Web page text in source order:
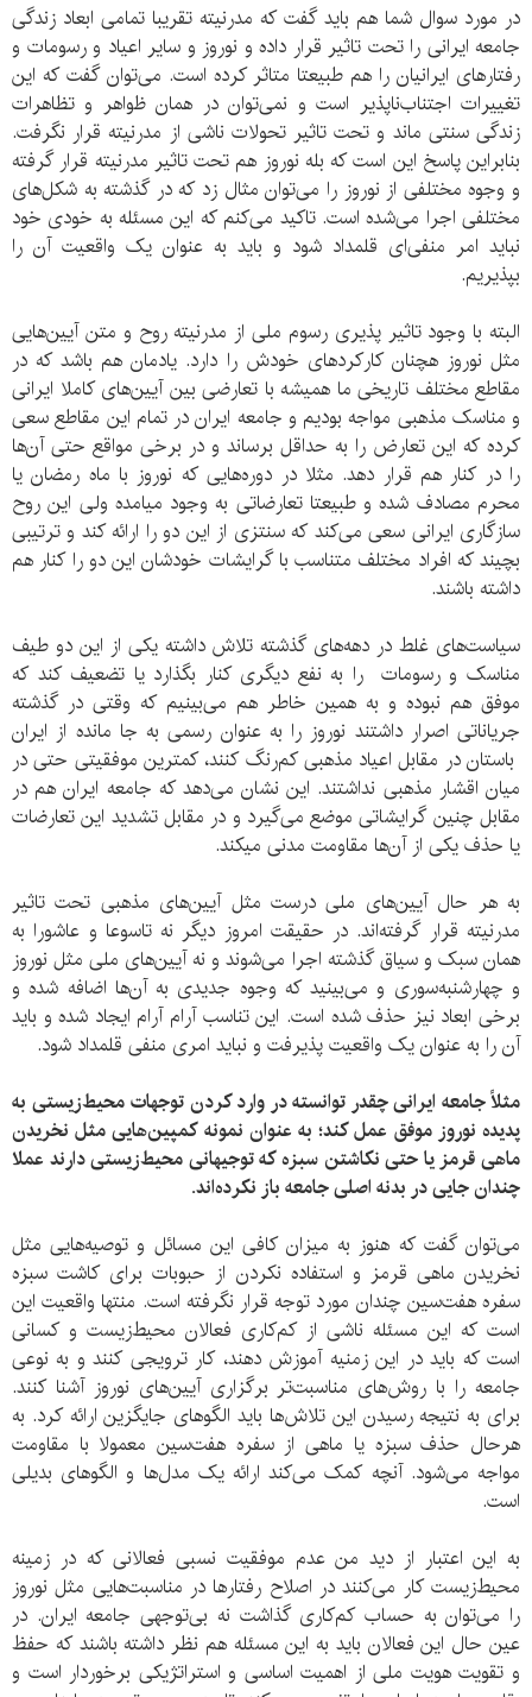
در مورد سوال شما هم باید گفت که مدرنیته تقریبا تمامی ابعاد زندگی
جامعه ایرانی را تحت تاثیر قرار داده و نوروز و سایر اعیاد و رسومات و
رفتارهای ایرانیان را هم طبیعتا متاثر کرده است. می‌توان گفت که این
تغییرات اجتناب‌ناپذیر است و نمی‌توان در همان ظواهر و تظاهرات
زندگی سنتی ماند و تحت تاثیر تحولات ناشی از مدرنیته قرار نگرفت.
بنابراین پاسخ این است که بله نوروز هم تحت تاثیر مدرنیته قرار گرفته
و وجوه مختلفی از نوروز را می‌توان مثال زد که در گذشته به شکل‌های
مختلفی اجرا می‌شده است. تاکید می‌کنم که این مسئله به خودی خود
نباید امر منفی‌ای قلمداد شود و باید به عنوان یک واقعیت آن را
بپذیریم.
البته با وجود تاثیر پذیری رسوم ملی از مدرنیته روح و متن آیین‌هایی
مثل نوروز هچنان کارکردهای خودش را دارد. یادمان هم باشد که در
مقاطع مختلف تاریخی ما همیشه با تعارضی بین آیین‌های کاملا ایرانی
و مناسک مذهبی مواجه بودیم و جامعه ایران در تمام این مقاطع سعی
کرده که این تعارض را به حداقل برساند و در برخی مواقع حتی آن‌ها
را در کنار هم قرار دهد. مثلا در دوره‌هایی که نوروز با ماه رمضان یا
محرم مصادف شده و طبیعتا تعارضاتی به وجود میامده ولی این روح
سازگاری ایرانی سعی می‌کند که سنتزی از این دو را ارائه کند و ترتیبی
بچیند که افراد مختلف متناسب با گرایشات خودشان این دو را کنار هم
داشته باشند.
سیاست‌های غلط در دهه‌های گذشته تلاش داشته یکی از این دو طیف
مناسک و رسومات را به نفع دیگری کنار بگذارد یا تضعیف کند که
موفق هم نبوده و به همین خاطر هم می‌بینیم که وقتی در گذشته
جریاناتی اصرار داشتند نوروز را به عنوان رسمی به جا مانده از ایران
باستان در مقابل اعیاد مذهبی کم‌رنگ‌ کنند، کمترین موفقیتی حتی در
میان اقشار مذهبی نداشتند. این نشان می‌دهد که جامعه ایران هم در
مقابل چنین گرایشاتی موضع می‌گیرد و در مقابل تشدید این تعارضات
یا حذف یکی از آن‌ها مقاومت مدنی میکند.
به هر حال آیین‌های ملی درست مثل آیین‌های مذهبی تحت تاثیر
مدرنیته قرار گرفته‌اند. در حقیقت امروز دیگر نه تاسوعا و عاشورا به
همان سبک و سیاق گذشته اجرا می‌شوند و نه آیین‌های ملی مثل نوروز
و چهارشنبه‌سوری و می‌بینید که وجوه جدیدی به آن‌ها اضافه شده و
برخی ابعاد نیز حذف شده است. این تناسب آرام آرام ایجاد شده و باید
آن را به عنوان یک واقعیت پذیرفت و نباید امری منفی قلمداد شود.
مثلاً جامعه ایرانی چقدر توانسته در وارد کردن توجهات محیط‌زیستی به
پدیده نوروز موفق عمل کند؛ به عنوان نمونه کمپین‌هایی مثل نخریدن
ماهی قرمز یا حتی نکاشتن سبزه که توجیهانی محیط‌زیستی دارند عملا
چندان جایی در بدنه اصلی جامعه باز نکرده‌اند.
می‌توان گفت که هنوز به میزان کافی این مسائل و توصیه‌هایی مثل
نخریدن ماهی قرمز و استفاده نکردن از حبوبات برای کاشت سبزه
سفره هفت‌سین چندان مورد توجه قرار نگرفته است. منتها واقعیت این
است که این مسئله ناشی از کم‌کاری فعالان محیط‌زیست و کسانی
است که باید در این زمنیه آموزش دهند، کار ترویجی کنند و به نوعی
جامعه را با روش‌های مناسبت‌تر برگزاری آیین‌های نوروز آشنا کنند.
برای به نتیجه رسیدن این تلاش‌ها باید الگوهای جایگزین ارائه کرد. به
هرحال حذف سبزه یا ماهی از سفره هفت‌سین معمولا با مقاومت
مواجه می‌شود. آنچه کمک می‌کند ارائه یک مدل‌ها و الگوهای بدیلی
است.
به این اعتبار از دید من عدم موفقیت نسبی فعالانی که در زمینه
محیط‌زیست کار می‌کنند در اصلاح رفتارها در مناسبت‌هایی مثل نوروز
را می‌توان به حساب کم‌کاری گذاشت نه بی‌توجهی جامعه ایران. در
عین حال این فعالان باید به این مسئله هم نظر داشته باشند که حفظ
و تقویت هویت ملی از اهمیت اساسی و استراتژیکی برخوردار است و